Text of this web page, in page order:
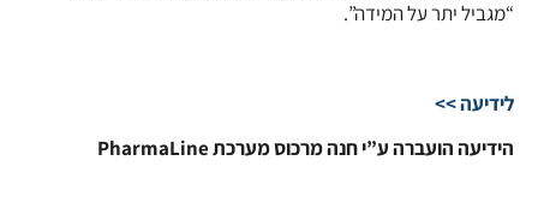
“מגביל יתר על המידה”.
לידיעה >>
הידיעה הועברה ע”י חנה מרכוס מערכת PharmaLine